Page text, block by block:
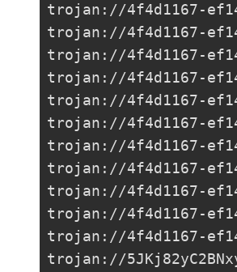
trojan://4f4d1167-
trojan://4f4d1167-
trojan://4f4d1167-
trojan://4f4d1167-
trojan://4f4d1167-
trojan://4f4d1167-
trojan://4f4d1167-
trojan://4f4d1167-
trojan://4f4d1167-
trojan://4f4d1167-
trojan://4f4d1167-
trojan://